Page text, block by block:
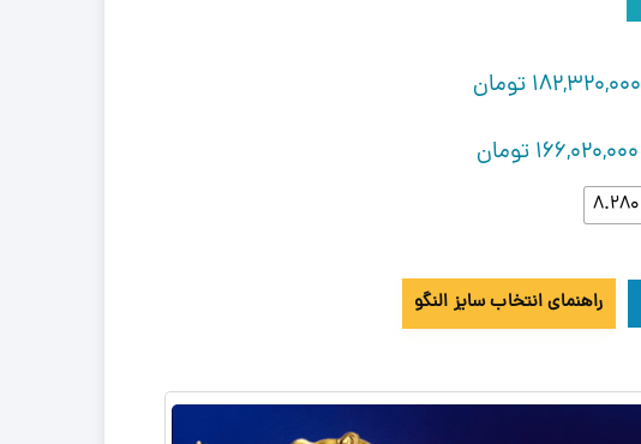
182,320,000 تومان
166,020,000 تومان
8.280
راهنمای انتخاب سایز النگو